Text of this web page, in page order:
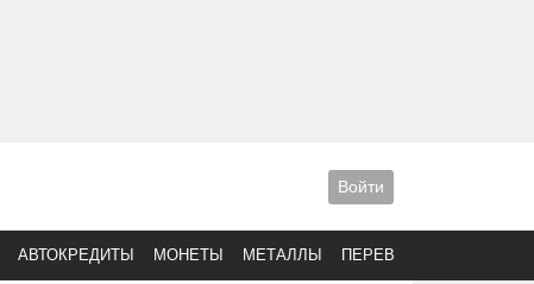
Войти
АВТОКРЕДИТЫ МОНЕТЫ МЕТАЛЛЫ ПЕРЕВОДЫ